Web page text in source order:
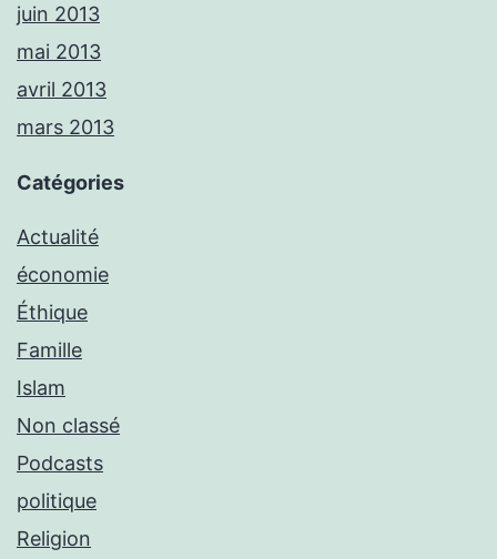
juin 2013
mai 2013
avril 2013
mars 2013
Catégories
Actualité
économie
Éthique
Famille
Islam
Non classé
Podcasts
politique
Religion